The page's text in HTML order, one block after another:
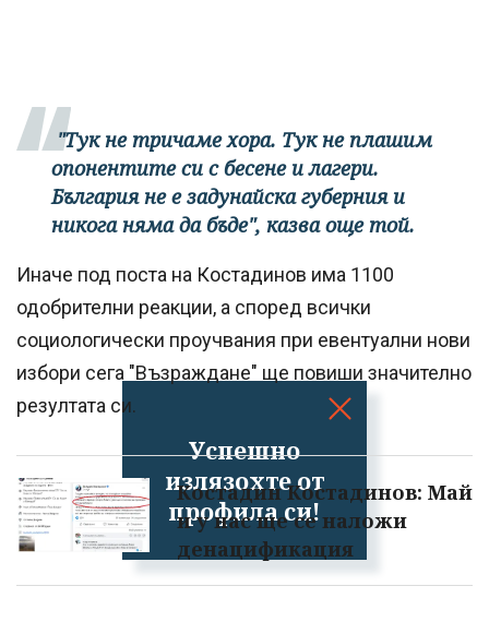
Успешно
излязохте от
профила си!
"Тук не тричаме хора. Тук не плашим
опонентите си с бесене и лагери.
България не е задунайска губерния и
никога няма да бъде", казва още той.
Иначе под поста на Костадинов има 1100
одобрителни реакции, а според всички
социологически проучвания при евентуални нови
избори сега "Възраждане" ще повиши значително
резултата си.
Костадин Костадинов: Май
и у нас ще се наложи
денацификация